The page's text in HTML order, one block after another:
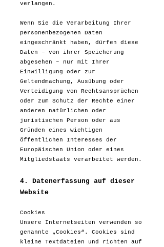
verlangen.
Wenn Sie die Verarbeitung Ihrer
personenbezogenen Daten
eingeschränkt haben, dürfen diese
Daten – von ihrer Speicherung
abgesehen – nur mit Ihrer
Einwilligung oder zur
Geltendmachung, Ausübung oder
Verteidigung von Rechtsansprüchen
oder zum Schutz der Rechte einer
anderen natürlichen oder
juristischen Person oder aus
Gründen eines wichtigen
öffentlichen Interesses der
Europäischen Union oder eines
Mitgliedstaats verarbeitet werden.
4. Datenerfassung auf dieser
Website
Cookies
Unsere Internetseiten verwenden so
genannte „Cookies“. Cookies sind
kleine Textdateien und richten auf